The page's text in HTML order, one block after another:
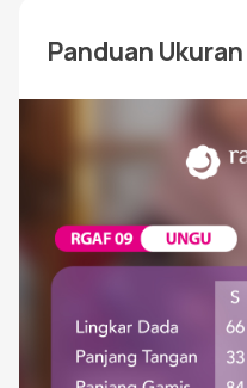
Panduan Ukuran